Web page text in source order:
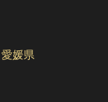
愛媛県